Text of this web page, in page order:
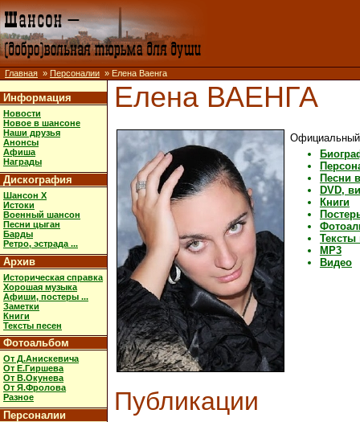
Главная » Персоналии » Елена Ваенга
Информация
Новости
Новое в шансоне
Наши друзья
Анонсы
Афиша
Награды
Дискография
Шансон X
Истоки
Военный шансон
Песни цыган
Барды
Ретро, эстрада ...
Архив
Историческая справка
Хорошая музыка
Афиши, постеры ...
Заметки
Книги
Тексты песен
Фотоальбом
От Д.Анискевича
От Е.Гиршева
От В.Окунева
От Я.Фролова
Разное
Персоналии
Елена ВАЕНГА
Официальный
Песни
DVD,
Книги
Тексты
MP3
Видео
Публикации